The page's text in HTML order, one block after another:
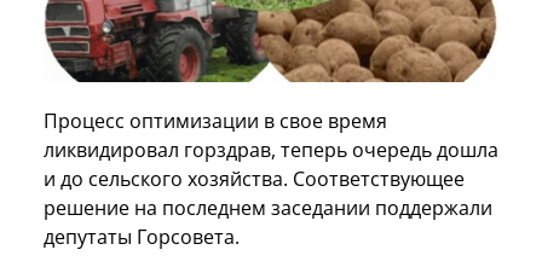
Процесс оптимизации в свое время
ликвидировал горздрав, теперь очередь дошла
и до сельского хозяйства. Соответствующее
решение на последнем заседании поддержали
депутаты Горсовета.